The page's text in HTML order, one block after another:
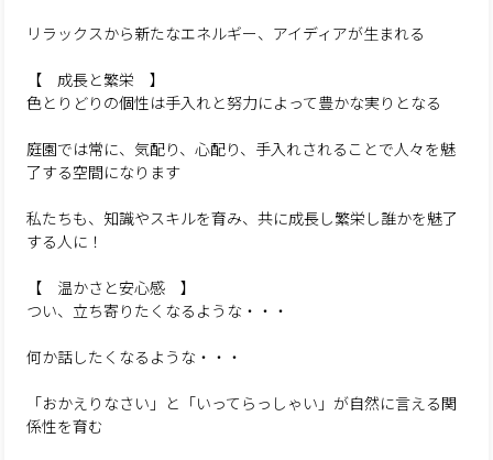
リラックスから新たなエネルギー、アイディアが生まれる
【 成長と繁栄 】
色とりどりの個性は手入れと努力によって豊かな実りとなる
庭園では常に、気配り、心配り、手入れされることで人々を魅
了する空間になります
私たちも、知識やスキルを育み、共に成長し繁栄し誰かを魅了
する人に！
【 温かさと安心感 】
つい、立ち寄りたくなるような・・・
何か話したくなるような・・・
「おかえりなさい」と「いってらっしゃい」が自然に言える関
係性を育む